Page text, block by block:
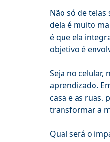
Não só de
dela é muito
é que ela
objetivo é
Seja no celular,
aprendizado.
casa e as ruas,
transformar a
Qual será o